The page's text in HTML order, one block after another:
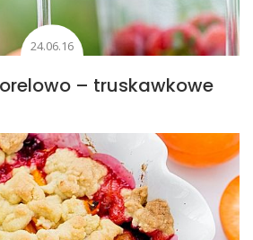
24.06.16
– truskawkowe